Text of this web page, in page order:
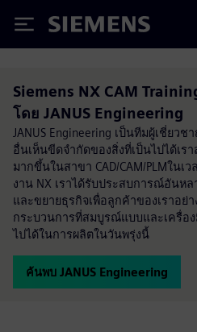
Siemens
Siemens NX CAM
โดย JANUS Engineering
JANUS Engineering เป็นทีมผู้เชี่ย
อื่นเห็นขีดจำกัดของสิ่งที่เป็นไปได้เร
มากขึ้นในสาขา CAD/CAM/PLMในเ
งาน NX เราได้รับประสบการณ์อันห
และขยายธุรกิจเพื่อลูกค้าของเราอย่
กระบวนการที่สมบูรณ์แบบและเครื่อ
ไปได้ในการผลิตในวันพรุ่งนี้
ค้นพบ JANUS Engineering